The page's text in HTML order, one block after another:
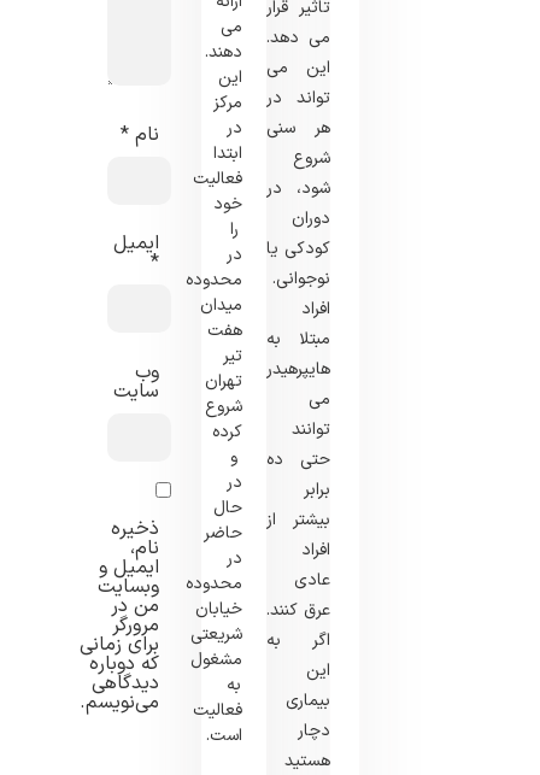
تاثیر قرار
می دهد.
این می
تواند در
هر سنی
شروع
شود، در
دوران
کودکی یا
نوجوانی.
افراد
مبتلا به
هایپرهیدروزیس
می
توانند
حتی ده
برابر
بیشتر از
افراد
عادی
عرق کنند.
اگر به
این
بیماری
دچار
هستید
می
دهند.
این
مرکز
در
ابتدا
فعالیت
خود
را
در
محدوده
میدان
هفت
تیر
تهران
شروع
کرده
و
در
حال
حاضر
در
محدوده
خیابان
شریعتی
مشغول
به
فعالیت
است.
نام *
ایمیل
*
وب‌
سایت
ذخیره
نام،
ایمیل و
وبسایت
من در
مرورگر
برای زمانی
که دوباره
دیدگاهی
می‌نویسم.